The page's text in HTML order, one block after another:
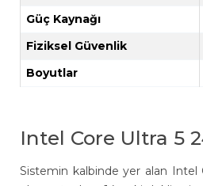
Güç Kaynağı
Fiziksel Güvenlik
Boyutlar
Intel Core Ultra 5
Sistemin kalbinde yer alan Intel